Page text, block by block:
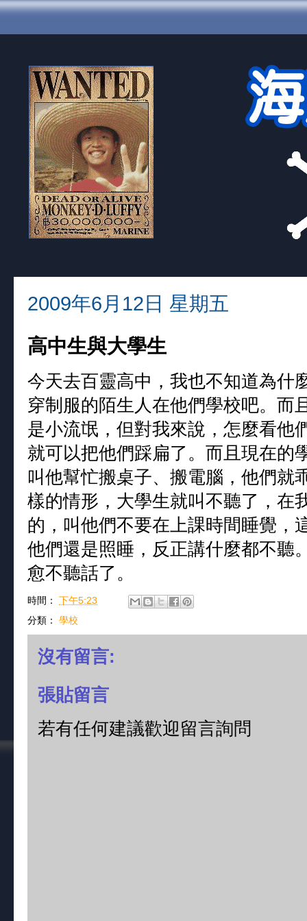
2009年6月12日 星期五
高中生與大學生
今天去百靈高中，我也不知道為什
穿制服的陌生人在他們學校吧。而
是小流氓，但對我來說，怎麼看他
就可以把他們踩扁了。而且現在的
叫他幫忙搬桌子、搬電腦，他們就
樣的情形，大學生就叫不聽了，在
的，叫他們不要在上課時間睡覺，
他們還是照睡，反正講什麼都不聽
愈不聽話了。
時間： 下午5:23
分類： 學校
沒有留言:
張貼留言
若有任何建議歡迎留言詢問